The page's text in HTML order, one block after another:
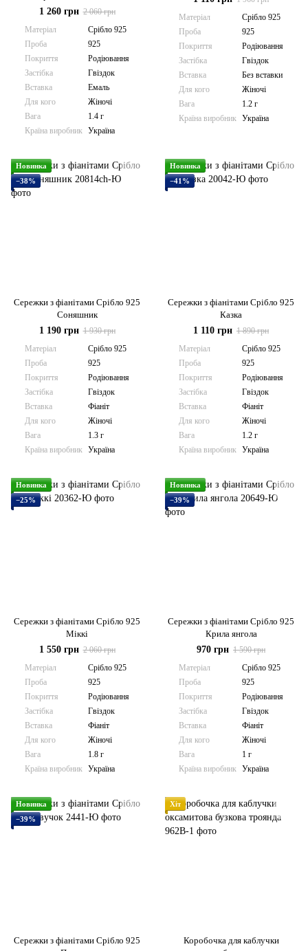
1 260 грн 2 060 грн
Матеріал
Срібло 925
Проба
925
Покриття
Родіювання
Застібка
Гвіздок
Вставка
Емаль
Для кого
Жіночі
Вага
1.4 г
Країна виробник Україна
Матеріал
Срібло 925
Проба
925
Покриття
Родіювання
Застібка
Гвіздок
Вставка
Без вставки
Для кого
Жіночі
Вага
1.2 г
Країна виробник Україна
Новинка
−38%
Сережки з фіанітами Срібло 925
Соняшник
1 190 грн 1 930 грн
Матеріал
Срібло 925
Проба
925
Покриття
Родіювання
Застібка
Гвіздок
Вставка
Фіаніт
Для кого
Жіночі
Вага
1.3 г
Країна виробник Україна
Новинка
−41%
Сережки з фіанітами Срібло 925
Казка
1 110 грн 1 890 грн
Матеріал
Срібло 925
Проба
925
Покриття
Родіювання
Застібка
Гвіздок
Вставка
Фіаніт
Для кого
Жіночі
Вага
1.2 г
Країна виробник Україна
Новинка
−25%
Сережки з фіанітами Срібло 925
Міккі
1 550 грн 2 060 грн
Матеріал
Срібло 925
Проба
925
Покриття
Родіювання
Застібка
Гвіздок
Вставка
Фіаніт
Для кого
Жіночі
Вага
1.8 г
Країна виробник Україна
Новинка
−39%
Сережки з фіанітами Срібло 925
Крила янгола
970 грн 1 590 грн
Матеріал
Срібло 925
Проба
925
Покриття
Родіювання
Застібка
Гвіздок
Вставка
Фіаніт
Для кого
Жіночі
Вага
1 г
Країна виробник Україна
Новинка
−39%
Сережки з фіанітами Срібло 925
Хіт
Коробочка для каблучки